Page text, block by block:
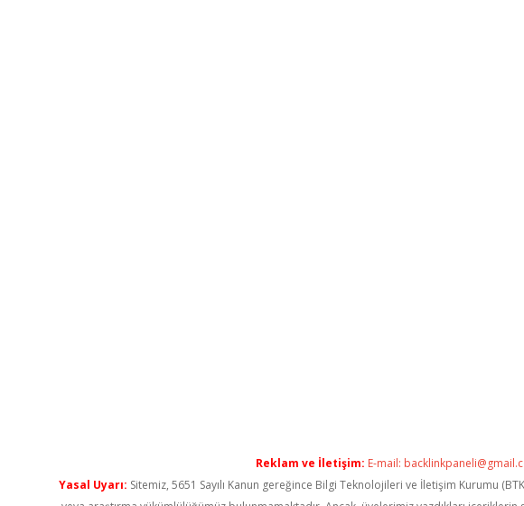
Reklam ve İletişim: E-mail:
Yasal Uyarı: Sitemiz, 5651 Sayılı Kanun gereğince Bilgi Teknolojileri ve İletişim Kurumu